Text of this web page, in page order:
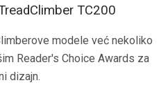
TC200
modele već nekoliko
Reader's Choice Awards za
dizajn.